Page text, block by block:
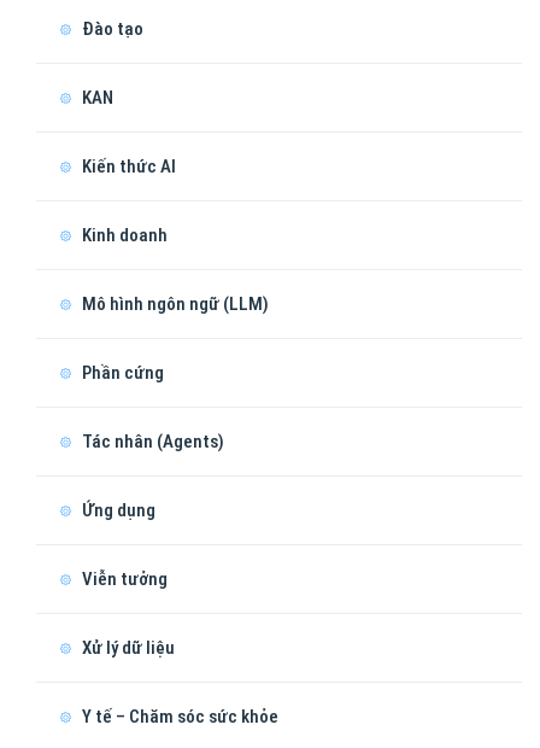
Đào tạo
KAN
Kiến thức AI
Kinh doanh
Mô hình ngôn ngữ (LLM)
Phần cứng
Tác nhân (Agents)
Ứng dụng
Viễn tưởng
Xử lý dữ liệu
Y tế – Chăm sóc sức khỏe